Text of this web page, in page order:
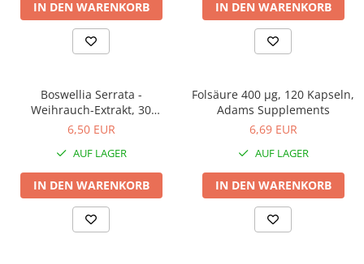
Nieren
Schilddrüse
Speicher
Stress
Verdauung
IN DEN WARENKORB IN DEN WARENKORB
Boswellia Serrata -
Weihrauch-Extrakt, 30
Kapseln
6,50 EUR
AUF LAGER
IN DEN WARENKORB
Folsäure 400 µg, 120 Kapseln,
Adams Supplements
6,69 EUR
AUF LAGER
IN DEN WARENKORB